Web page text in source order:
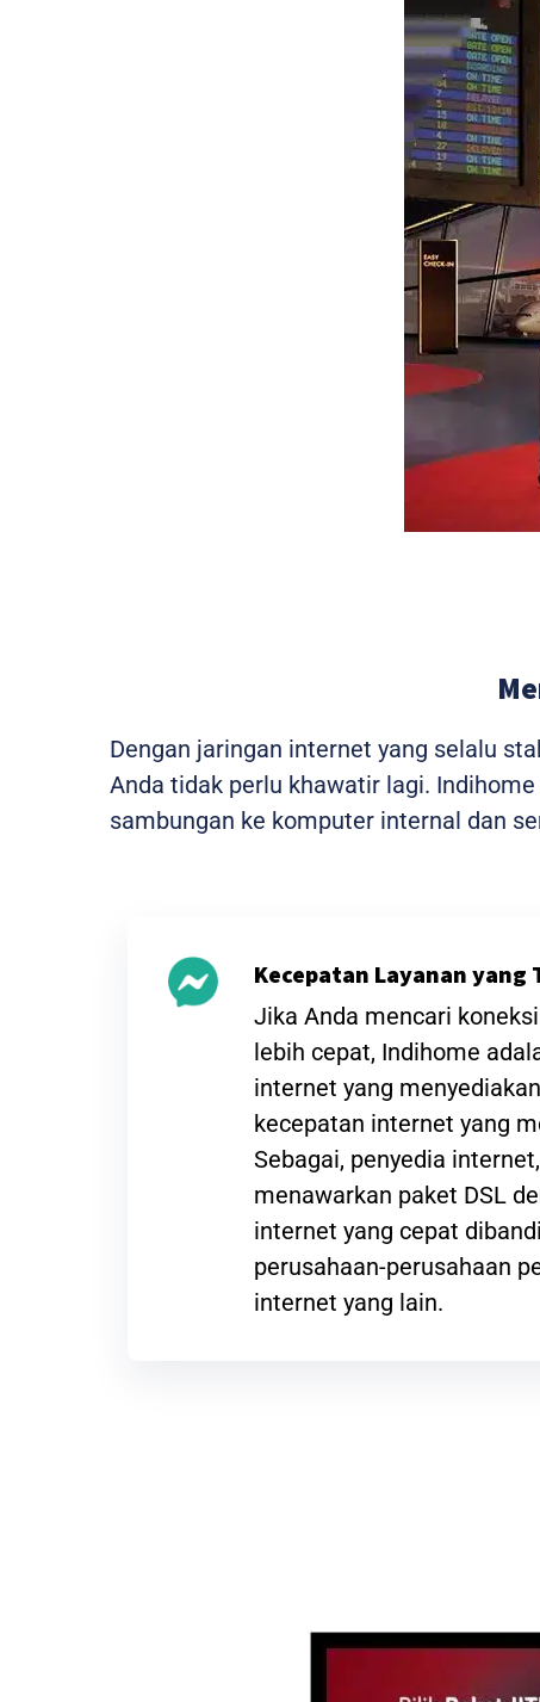
Dengan jaringan internet yang selalu
Anda tidak perlu khawatir lagi.
sambungan ke komputer internal dan
Kecepatan Layanan yang
Jika Anda mencari
lebih cepat, Indihome
internet yang
kecepatan internet yang
Sebagai, penyedia
menawarkan paket DSL
internet yang cepat
perusahaan-perusahaan
internet yang lain.